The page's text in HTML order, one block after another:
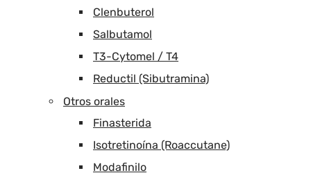
Clenbuterol
Salbutamol
T3-Cytomel / T4
Reductil (Sibutramina)
Otros orales
Finasterida
Isotretinoína (Roaccutane)
Modafinilo